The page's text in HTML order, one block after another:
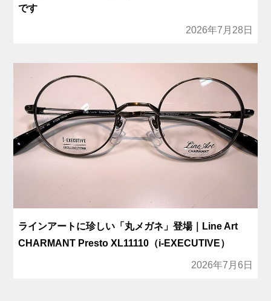
です
2026年7月28日
ラインアートに珍しい「丸メガネ」登場｜Line Art
CHARMANT Presto XL11110（i-EXECUTIVE）
2026年7月6日